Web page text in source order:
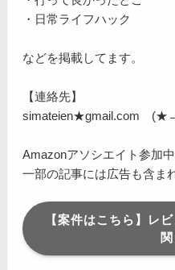
・日常ライフハック
などを掲載してます。
【連絡先】
simateien★gmail.com
Amazonアソシエイト参加中
一部の記事には広告も含ま
【案件はこちら】レ